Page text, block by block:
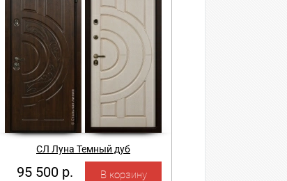
СЛ Луна Темный дуб
95 500 р.